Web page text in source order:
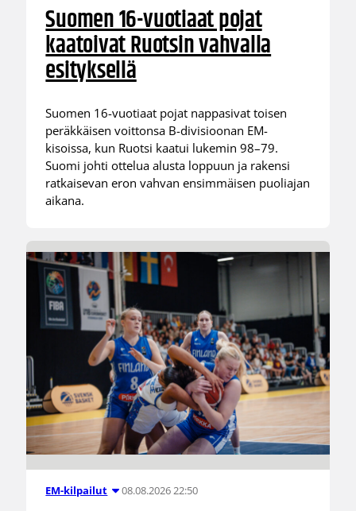
Suomen 16-vuotiaat pojat
kaatoivat Ruotsin vahvalla
esityksellä
Suomen 16-vuotiaat pojat nappasivat toisen
peräkkäisen voittonsa B-divisioonan EM-
kisoissa, kun Ruotsi kaatui lukemin 98–79.
Suomi johti ottelua alusta loppuun ja rakensi
ratkaisevan eron vahvan ensimmäisen puoliajan
aikana.
EM-kilpailut 08.08.2026 22:50